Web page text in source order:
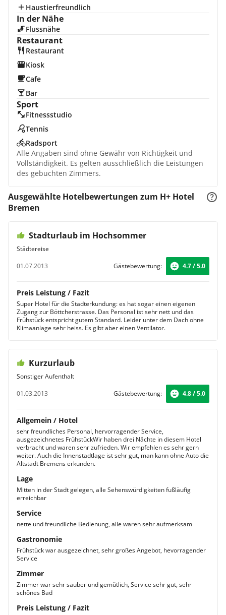
Haustierfreundlich
In der Nähe
Flussnähe
Restaurant
Restaurant
Kiosk
Cafe
Bar
Sport
Fitnessstudio
Tennis
Radsport
Alle Angaben sind ohne Gewähr von Richtigkeit und
Vollständigkeit. Es gelten ausschließlich die Leistungen
des gebuchten Zimmers.
Ausgewählte Hotelbewertungen zum H+ Hotel
Bremen
Stadturlaub im Hochsommer
Städtereise
01.07.2013
Gästebewertung: 4.7 / 5.0
Preis Leistung / Fazit
Super Hotel für die Stadterkundung: es hat sogar einen eigenen
Zugang zur Böttcherstrasse. Das Personal ist sehr nett und das
Frühstück entspricht gutem Standard. Leider unter dem Dach ohne
Klimaanlage sehr heiss. Es gibt aber einen Ventilator.
Kurzurlaub
Sonstiger Aufenthalt
01.03.2013
Gästebewertung: 4.8 / 5.0
Allgemein / Hotel
sehr freundliches Personal, hervorragender Service,
ausgezeichnetes FrühstückWir haben drei Nächte in diesem Hotel
verbracht und waren sehr zufrieden. Wir empfehlen es sehr gern
weiter. Auch die Innenstadtlage ist sehr gut, man kann ohne Auto die
Altstadt Bremens erkunden.
Lage
Mitten in der Stadt gelegen, alle Sehenswürdigkeiten fußläufig
erreichbar
Service
nette und freundliche Bedienung, alle waren sehr aufmerksam
Gastronomie
Frühstück war ausgezeichnet, sehr großes Angebot, hevorragender
Service
Zimmer
Zimmer war sehr sauber und gemütlich, Service sehr gut, sehr
schönes Bad
Preis Leistung / Fazit